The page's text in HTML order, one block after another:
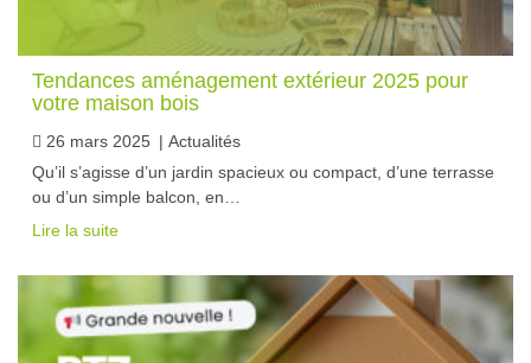
Tendances aménagement extérieur 2025 pour
votre maison bois
26 mars 2025 | Actualités
Qu’il s’agisse d’un jardin spacieux ou compact, d’une terrasse
ou d’un simple balcon, en…
Lire la suite